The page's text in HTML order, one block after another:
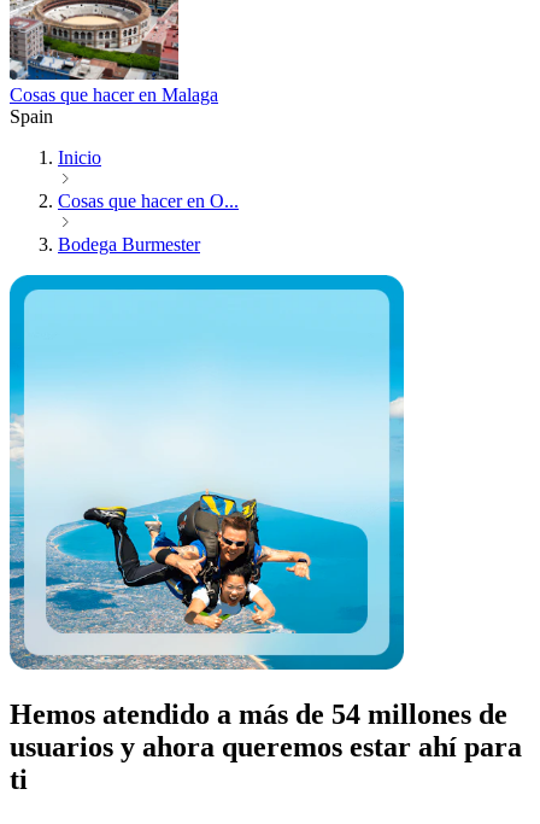
Cosas que hacer en Malaga
Spain
Inicio
Cosas que hacer en O...
Bodega Burmester
Hemos atendido a más de 54 millones de
usuarios y ahora queremos estar ahí para
ti